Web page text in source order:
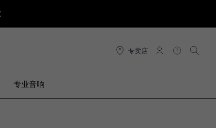
专卖店
连接 帮助 搜索
专业音响